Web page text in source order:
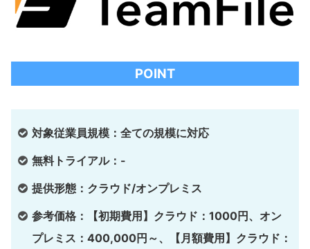
POINT
対象従業員規模：全ての規模に対応
無料トライアル：-
提供形態：クラウド/オンプレミス
参考価格：【初期費用】クラウド：1000円、オン
プレミス：400,000円～、【月額費用】クラウド：